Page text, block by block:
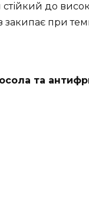
до
закипає при
та